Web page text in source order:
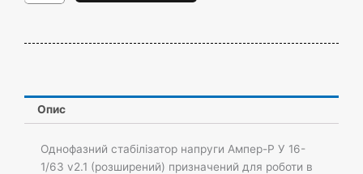
16-
1/63
v2.1
кількість
Опис
Однофазний стабілізатор напруги Ампер-Р У 16-
1/63 v2.1 (розширений) призначений для роботи в